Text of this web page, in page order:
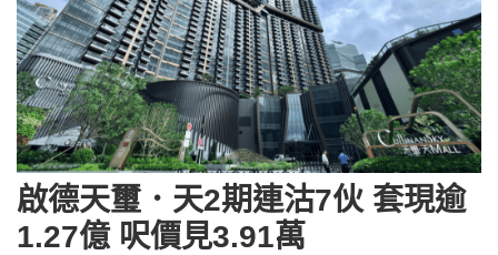
啟德天璽．天2期連沽7伙 套現逾
1.27億 呎價見3.91萬